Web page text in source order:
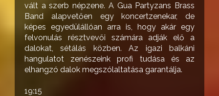
vált a szerb népzene. A Gua Partyzans Brass
Band alapvetően egy koncertzenekar, de
képes egyedülállóan arra is, hogy akár egy
felvonulás résztvevői számára adják elő a
dalokat, sétálás közben. Az igazi balkáni
hangulatot zenészeink profi tudása és az
elhangzó dalok megszólaltatása garantálja.
19:15